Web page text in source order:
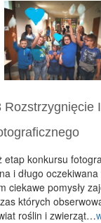
Rozstrzygnięcie
etap konkursu
i długo
ciekawe pomysły
których
roślin i zwierząt…